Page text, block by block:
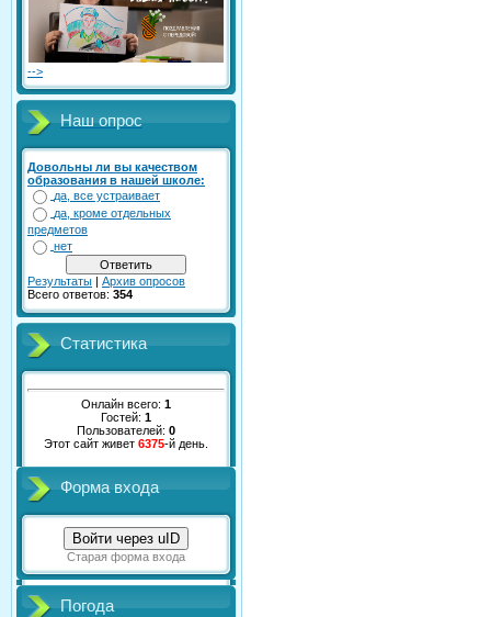
-->
Наш опрос
Довольны ли вы качеством
образования в нашей школе:
да, все устраивает
да, кроме отдельных
предметов
нет
Результаты | Архив опросов
Всего ответов: 354
Статистика
Онлайн всего: 1
Гостей: 1
Пользователей: 0
Этот сайт живет 6375-й день.
Форма входа
Войти через uID
Старая форма входа
Погода